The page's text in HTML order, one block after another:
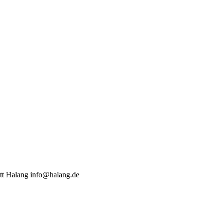
Halang info@halang.de